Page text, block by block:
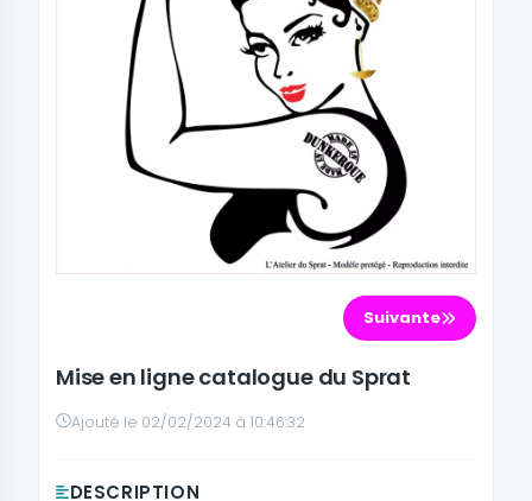
Suivante
Mise en ligne catalogue du Sprat
Ajouté le 02/02/2024 à 10:46:32
DESCRIPTION